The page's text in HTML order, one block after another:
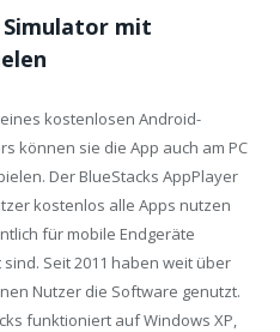
mit
kostenlosen Android-
können sie die App auch am PC
Der BlueStacks AppPlayer
kostenlos alle Apps nutzen
für mobile Endgeräte
sind. Seit 2011 haben weit über
Nutzer die Software genutzt.
funktioniert auf Windows XP,